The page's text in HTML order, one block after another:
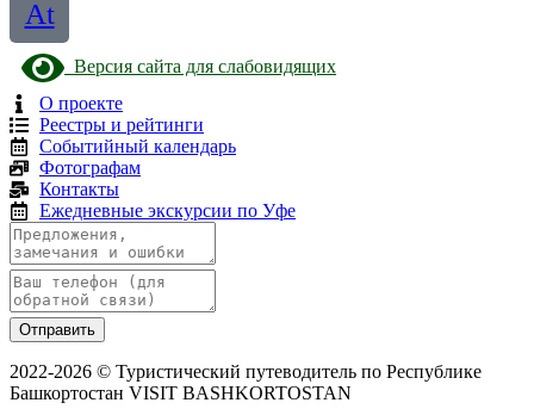
At
Версия сайта для слабовидящих
О проекте
Реестры и рейтинги
Событийный календарь
Фотографам
Контакты
Ежедневные экскурсии по Уфе
Отправить
2022-2026 © Туристический путеводитель по Республике
Башкортостан VISIT BASHKORTOSTAN